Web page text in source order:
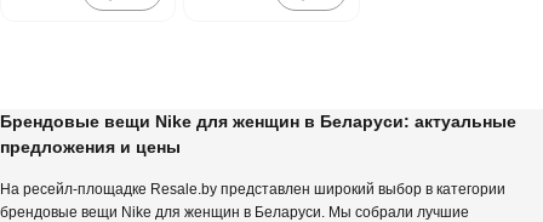
Брендовые вещи Nike для женщин в Беларуси: актуальные
предложения и цены
На ресейл-площадке Resale.by представлен широкий выбор в категории
брендовые вещи Nike для женщин в Беларуси. Мы собрали лучшие